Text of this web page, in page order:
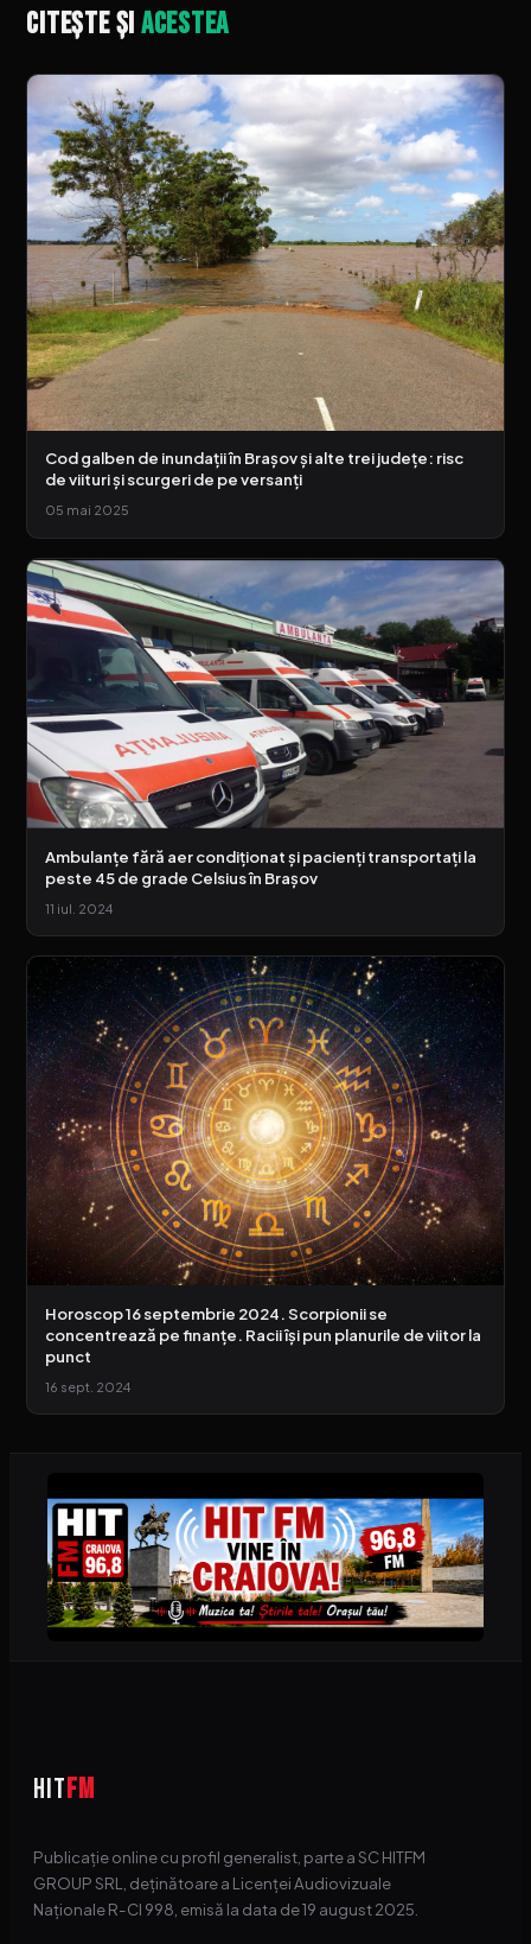
Citește șiacestea
Cod galben de inundații în Brașov și alte trei județe: risc
de viituri și scurgeri de pe versanți
05 mai 2025
Ambulanțe fără aer condiționat și pacienți transportați la
peste 45 de grade Celsius în Brașov
11 iul. 2024
Horoscop 16 septembrie 2024. Scorpionii se
concentrează pe finanțe. Racii își pun planurile de viitor la
punct
16 sept. 2024
HITFM
Publicație online cu profil generalist, parte a SC HITFM
GROUP SRL, deținătoare a Licenței Audiovizuale
Naționale R-CI 998, emisă la data de 19 august 2025.